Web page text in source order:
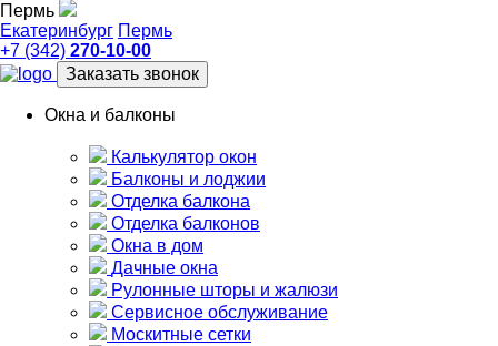
Пермь
Екатеринбург Пермь
+7 (342) 270-10-00
Заказать звонок
Окна и балконы
Калькулятор окон
Балконы и лоджии
Отделка балкона
Отделка балконов
Окна в дом
Дачные окна
Рулонные шторы и жалюзи
Сервисное обслуживание
Москитные сетки